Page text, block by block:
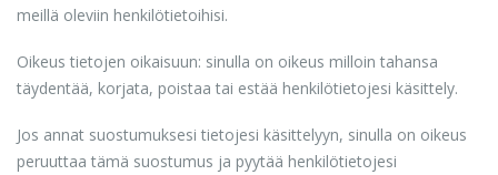
meillä oleviin henkilötietoihisi.
Oikeus tietojen oikaisuun: sinulla on oikeus milloin tahansa
täydentää, korjata, poistaa tai estää henkilötietojesi käsittely.
Jos annat suostumuksesi tietojesi käsittelyyn, sinulla on oikeus
peruuttaa tämä suostumus ja pyytää henkilötietojesi